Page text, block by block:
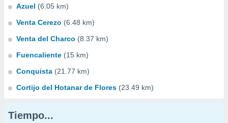
Azuel (6.05 km)
Venta Cerezo (6.48 km)
Venta del Charco (8.37 km)
Fuencaliente (15 km)
Conquista (21.77 km)
Cortijo del Hotanar de Flores (23.49 km)
Tiempo...